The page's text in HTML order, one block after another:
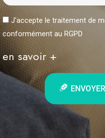
J'accepte le traitement de
conformément au RGPD
en savoir +